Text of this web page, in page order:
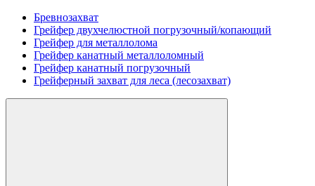
Бревнозахват
Грейфер двухчелюстной погрузочный/копающий
Грейфер для металлолома
Грейфер канатный металлоломный
Грейфер канатный погрузочный
Грейферный захват для леса (лесозахват)